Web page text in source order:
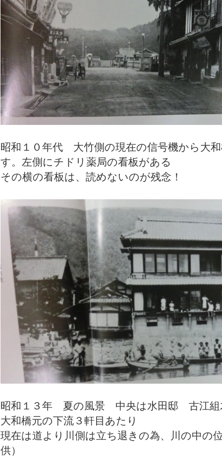
昭和１０年代 大竹側の現在の信号機から大
す。左側にチドリ薬局の看板がある
その横の看板は、読めないのが残念！
昭和１３年 夏の風景 中央は水田邸 古江組
大和橋元の下流３軒目あたり
現在は道より川側は立ち退きの為、川の中
供）